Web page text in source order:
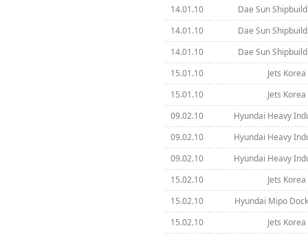
14.01.10
Dae Sun
14.01.10
Dae Sun
14.01.10
Dae Sun
15.01.10
Jets
15.01.10
Jets
09.02.10
Hyundai Heavy
09.02.10
Hyundai Heavy
09.02.10
Hyundai Heavy
15.02.10
Jets
15.02.10
Hyundai Mipo
15.02.10
Jets